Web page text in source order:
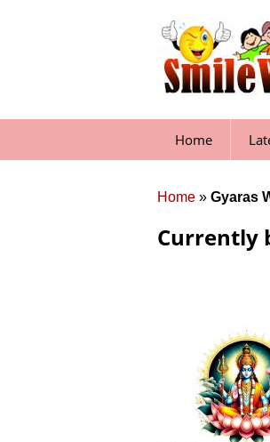
Home
Home » Gyaras
Currently